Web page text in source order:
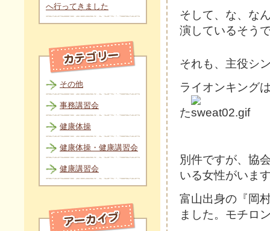
そして、な、な
演しているそう
それも、主役シ
ライオンキング
た
別件ですが、協
いる女性がいま
富山出身の『岡
ました。モチロ
へ行ってきました
その他
事務講習会
健康体操
健康体操・健康講習会
健康講習会